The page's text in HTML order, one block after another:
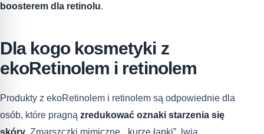
boosterem dla retinolu.
Dla kogo kosmetyki z
ekoRetinolem i retinolem
Produkty z ekoRetinolem i retinolem są odpowiednie dla
osób, które pragną zredukować oznaki starzenia się
skóry. Zmarszczki mimiczne, „kurze łapki”, lwia